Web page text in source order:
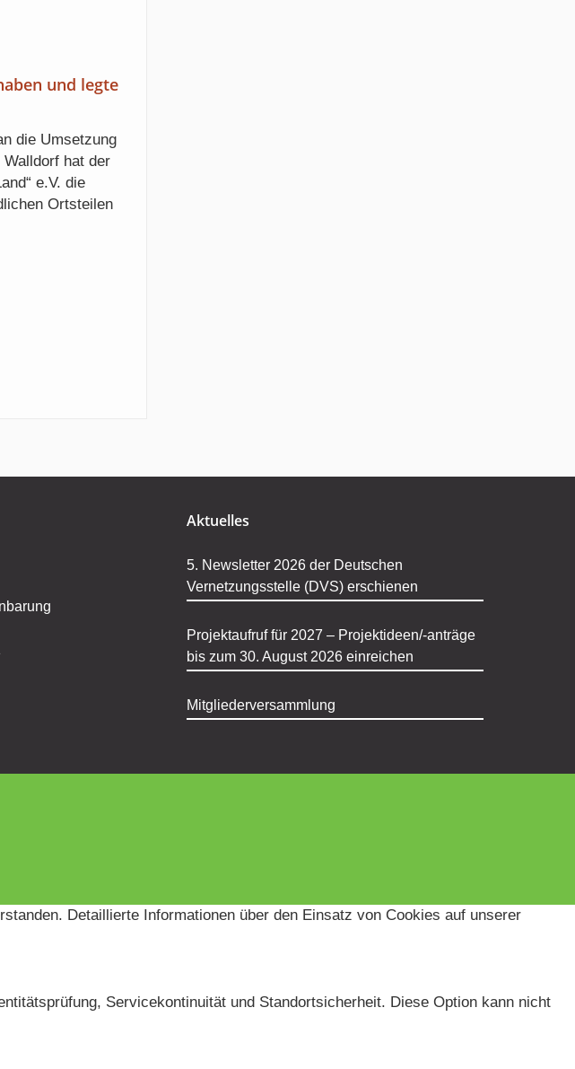
und legte
die Umsetzung
hat der
e.V. die
Ortsteilen
Aktuelles
5. Newsletter 2026 der Deutschen
Vernetzungsstelle (DVS) erschienen
Projektaufruf für 2027 – Projektideen/-anträge
bis zum 30. August 2026 einreichen
Mitgliederversammlung
Detaillierte Informationen über den Einsatz von Cookies auf unserer
Servicekontinuität und Standortsicherheit. Diese Option kann nicht